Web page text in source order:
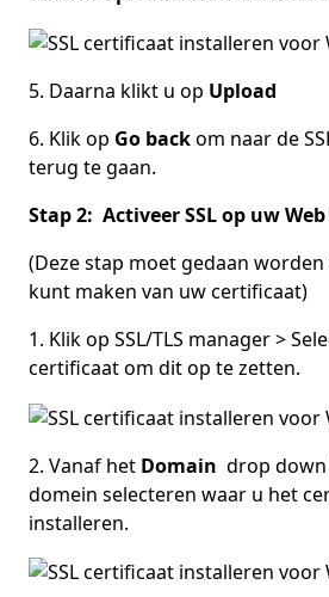
5. Daarna klikt u op Upload
6. Klik op Go backom naar de
terug te gaan.
Stap 2: Activeer SSL op uw Web
(Deze stap moet gedaan
kunt maken van uw certificaat)
1. Klik op SSL/TLS manager >
certificaat om dit op te zetten.
2. Vanaf het Domain drop
domein selecteren waar u het
installeren.